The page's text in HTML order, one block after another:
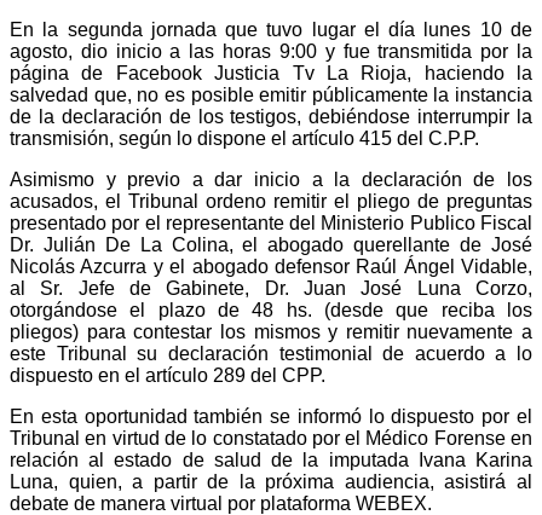
En la segunda jornada que tuvo lugar el día lunes 10 de
agosto, dio inicio a las horas 9:00 y fue transmitida por la
página de Facebook Justicia Tv La Rioja, haciendo la
salvedad que, no es posible emitir públicamente la instancia
de la declaración de los testigos, debiéndose interrumpir la
transmisión, según lo dispone el artículo 415 del C.P.P.
Asimismo y previo a dar inicio a la declaración de los
acusados, el Tribunal ordeno remitir el pliego de preguntas
presentado por el representante del Ministerio Publico Fiscal
Dr. Julián De La Colina, el abogado querellante de José
Nicolás Azcurra y el abogado defensor Raúl Ángel Vidable,
al Sr. Jefe de Gabinete, Dr. Juan José Luna Corzo,
otorgándose el plazo de 48 hs. (desde que reciba los
pliegos) para contestar los mismos y remitir nuevamente a
este Tribunal su declaración testimonial de acuerdo a lo
dispuesto en el artículo 289 del CPP.
En esta oportunidad también se informó lo dispuesto por el
Tribunal en virtud de lo constatado por el Médico Forense en
relación al estado de salud de la imputada Ivana Karina
Luna, quien, a partir de la próxima audiencia, asistirá al
debate de manera virtual por plataforma WEBEX.